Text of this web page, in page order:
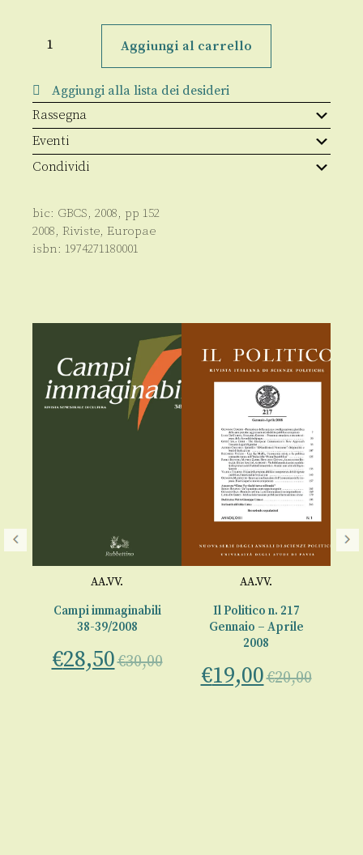
1/2008
Aggiungi al carrello
Aggiungi alla lista dei desideri
Rassegna
Eventi
Condividi
bic: GBCS, 2008, pp 152
2008, Riviste, Europae
isbn: 1974271180001
AA.VV.
Campi immaginabili
38-39/2008
€28,50€30,00
AA.VV.
Il Politico n. 217
Gennaio – Aprile
2008
€19,00€20,00